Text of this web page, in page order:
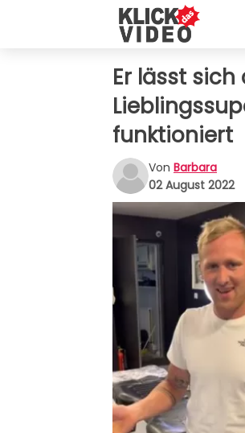
Er lässt
funktioniert
Von Barbara
02 August 2022